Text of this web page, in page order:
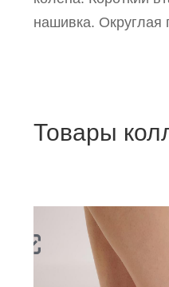
нашивка. Округлая
Товары